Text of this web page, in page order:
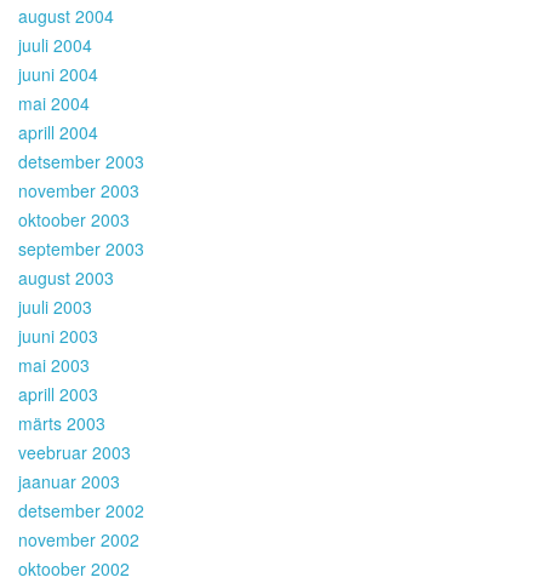
august 2004
juuli 2004
juuni 2004
mai 2004
aprill 2004
detsember 2003
november 2003
oktoober 2003
september 2003
august 2003
juuli 2003
juuni 2003
mai 2003
aprill 2003
märts 2003
veebruar 2003
jaanuar 2003
detsember 2002
november 2002
oktoober 2002